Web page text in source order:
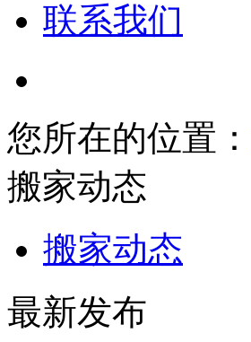
联系我们
您所在的位置：
搬家动态
搬家动态
最新发布